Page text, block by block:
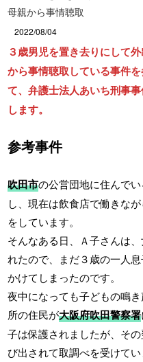
母親から事情聴取
2022/08/04
３歳男児を置き去りにして
から事情聴取している事件
て、弁護士法人あいち刑事
します。
参考事件
吹田市の公営団地に住んで
し、現在は飲食店で働きな
をしています。
そんなある日、Ａ子さんは
れたので、まだ３歳の一人
かけてしまったのです。
夜中になっても子どもの鳴
所の住民が大阪府吹田警察署
子は保護されましたが、そ
び出されて取調べを受けてい